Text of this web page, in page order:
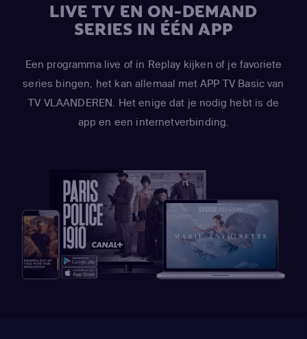
LIVE TV EN ON-DEMAND
SERIES IN ÉÉN APP
Een programma live of in Replay kijken of je favoriete
series bingen, het kan allemaal met APP TV Basic van
TV VLAANDEREN. Het enige dat je nodig hebt is de
app en een internetverbinding.